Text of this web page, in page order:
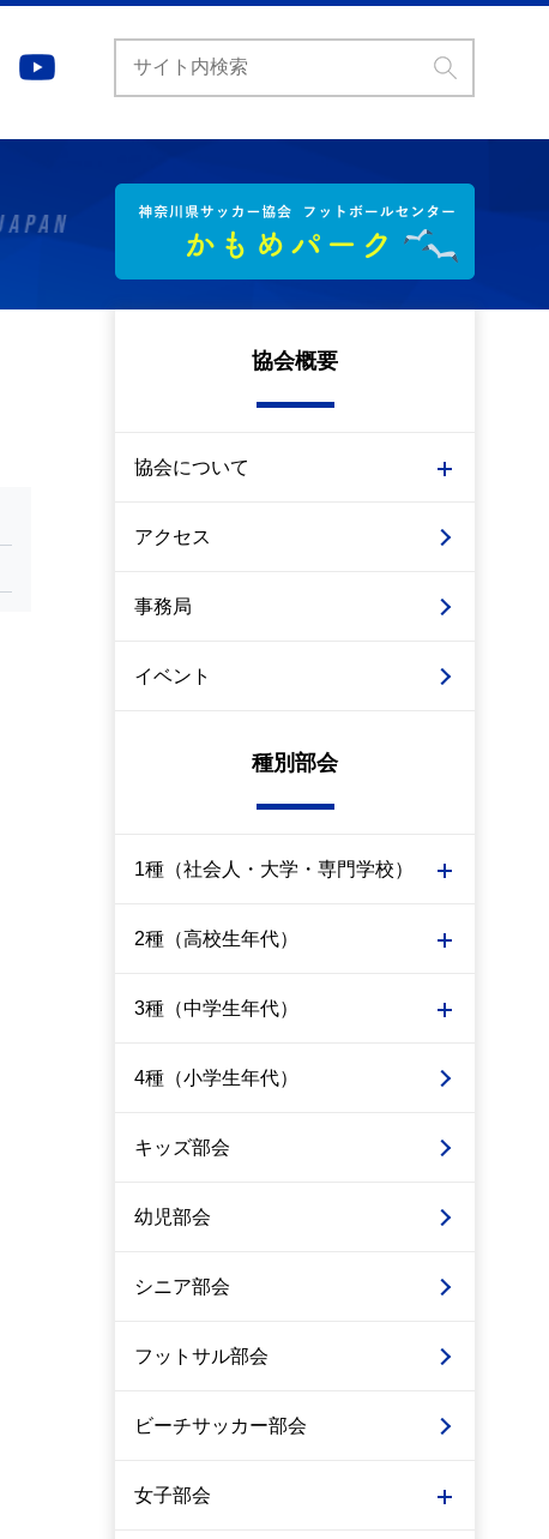
協会概要
協会について
アクセス
事務局
イベント
種別部会
1種（社会人・大学・専門学校）
2種（高校生年代）
3種（中学生年代）
4種（小学生年代）
キッズ部会
幼児部会
シニア部会
フットサル部会
ビーチサッカー部会
女子部会